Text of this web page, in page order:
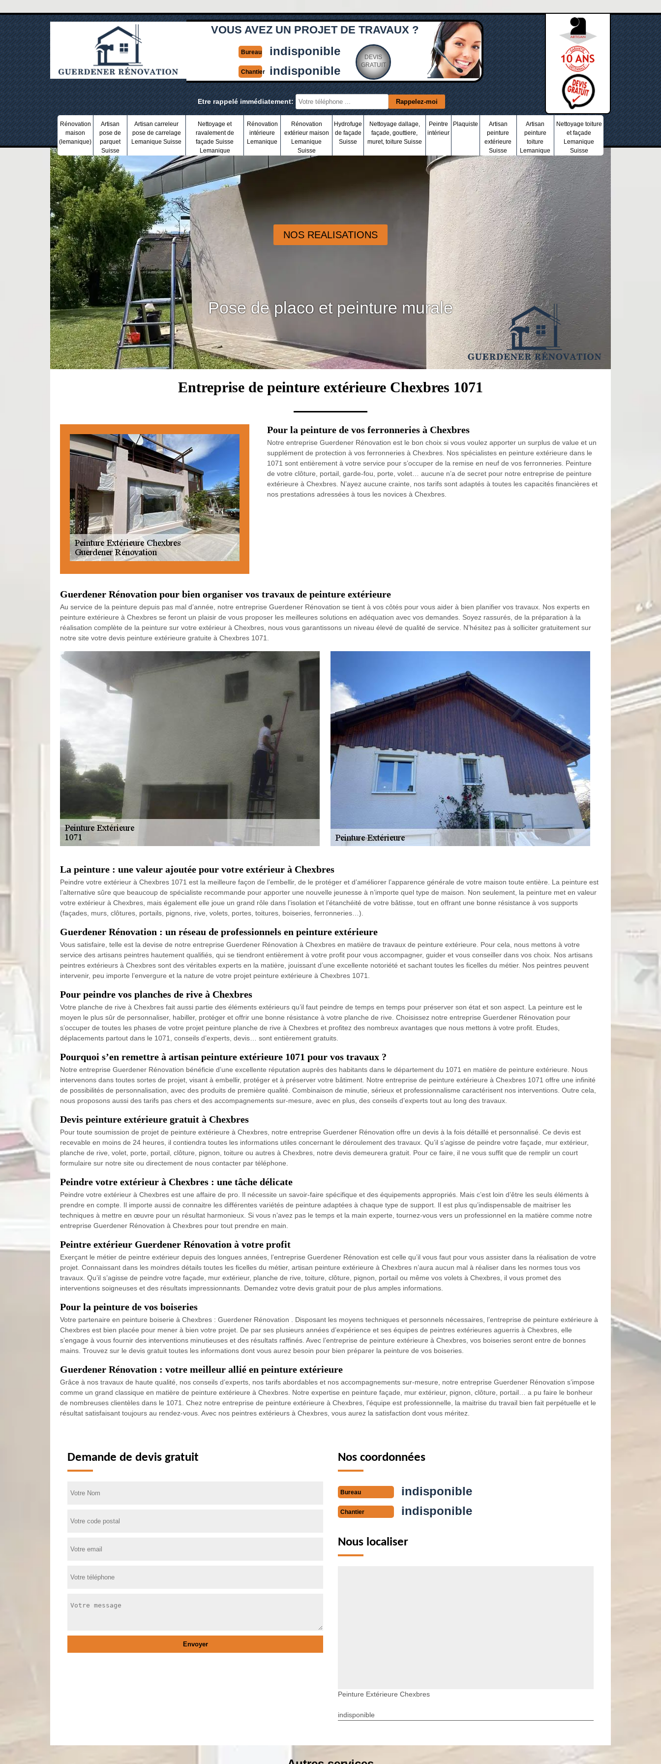
VOUS AVEZ UN PROJET DE TRAVAUX ?
Bureau indisponible
Chantier indisponible
DEVIS
GRATUIT
Etre rappelé immédiatement:
Rénovation
maison
(lemanique)
Artisan
pose de
parquet
Suisse
Artisan carreleur
pose de carrelage
Lemanique Suisse
Nettoyage et
ravalement de
façade Suisse
Lemanique
Rénovation
intérieure
Lemanique
Rénovation
extérieur maison
Lemanique
Suisse
Hydrofuge
de façade
Suisse
Nettoyage dallage,
façade, gouttiere,
muret, toiture Suisse
Peintre
intérieur
Plaquiste
Artisan
peinture
extérieure
Suisse
Artisan
peinture
toiture
Lemanique
Nettoyage toiture
et façade
Lemanique
Suisse
NOS REALISATIONS
Pose de placo et peinture murale
Entreprise de peinture extérieure Chexbres 1071
Pour la peinture de vos ferronneries à Chexbres
Notre entreprise Guerdener Rénovation est le bon choix si vous voulez apporter un surplus de value et un
supplément de protection à vos ferronneries à Chexbres. Nos spécialistes en peinture extérieure dans le
1071 sont entièrement à votre service pour s’occuper de la remise en neuf de vos ferronneries. Peinture
de votre clôture, portail, garde-fou, porte, volet… aucune n’a de secret pour notre entreprise de peinture
extérieure à Chexbres. N’ayez aucune crainte, nos tarifs sont adaptés à toutes les capacités financières et
nos prestations adressées à tous les novices à Chexbres.
Guerdener Rénovation pour bien organiser vos travaux de peinture extérieure
Au service de la peinture depuis pas mal d’année, notre entreprise Guerdener Rénovation se tient à vos côtés pour vous aider à bien planifier vos travaux. Nos experts en
peinture extérieure à Chexbres se feront un plaisir de vous proposer les meilleures solutions en adéquation avec vos demandes. Soyez rassurés, de la préparation à la
réalisation complète de la peinture sur votre extérieur à Chexbres, nous vous garantissons un niveau élevé de qualité de service. N’hésitez pas à solliciter gratuitement sur
notre site votre devis peinture extérieure gratuite à Chexbres 1071.
La peinture : une valeur ajoutée pour votre extérieur à Chexbres
Peindre votre extérieur à Chexbres 1071 est la meilleure façon de l’embellir, de le protéger et d’améliorer l’apparence générale de votre maison toute entière. La peinture est
l’alternative sûre que beaucoup de spécialiste recommande pour apporter une nouvelle jeunesse à n’importe quel type de maison. Non seulement, la peinture met en valeur
votre extérieur à Chexbres, mais également elle joue un grand rôle dans l’isolation et l’étanchéité de votre bâtisse, tout en offrant une bonne résistance à vos supports
(façades, murs, clôtures, portails, pignons, rive, volets, portes, toitures, boiseries, ferronneries…).
Guerdener Rénovation : un réseau de professionnels en peinture extérieure
Vous satisfaire, telle est la devise de notre entreprise Guerdener Rénovation à Chexbres en matière de travaux de peinture extérieure. Pour cela, nous mettons à votre
service des artisans peintres hautement qualifiés, qui se tiendront entièrement à votre profit pour vous accompagner, guider et vous conseiller dans vos choix. Nos artisans
peintres extérieurs à Chexbres sont des véritables experts en la matière, jouissant d’une excellente notoriété et sachant toutes les ficelles du métier. Nos peintres peuvent
intervenir, peu importe l’envergure et la nature de votre projet peinture extérieure à Chexbres 1071.
Pour peindre vos planches de rive à Chexbres
Votre planche de rive à Chexbres fait aussi partie des éléments extérieurs qu’il faut peindre de temps en temps pour préserver son état et son aspect. La peinture est le
moyen le plus sûr de personnaliser, habiller, protéger et offrir une bonne résistance à votre planche de rive. Choisissez notre entreprise Guerdener Rénovation pour
s’occuper de toutes les phases de votre projet peinture planche de rive à Chexbres et profitez des nombreux avantages que nous mettons à votre profit. Etudes,
déplacements partout dans le 1071, conseils d’experts, devis… sont entièrement gratuits.
Pourquoi s’en remettre à artisan peinture extérieure 1071 pour vos travaux ?
Notre entreprise Guerdener Rénovation bénéficie d’une excellente réputation auprès des habitants dans le département du 1071 en matière de peinture extérieure. Nous
intervenons dans toutes sortes de projet, visant à embellir, protéger et à préserver votre bâtiment. Notre entreprise de peinture extérieure à Chexbres 1071 offre une infinité
de possibilités de personnalisation, avec des produits de première qualité. Combinaison de minutie, sérieux et professionnalisme caractérisent nos interventions. Outre cela,
nous proposons aussi des tarifs pas chers et des accompagnements sur-mesure, avec en plus, des conseils d’experts tout au long des travaux.
Devis peinture extérieure gratuit à Chexbres
Pour toute soumission de projet de peinture extérieure à Chexbres, notre entreprise Guerdener Rénovation offre un devis à la fois détaillé et personnalisé. Ce devis est
recevable en moins de 24 heures, il contiendra toutes les informations utiles concernant le déroulement des travaux. Qu’il s’agisse de peindre votre façade, mur extérieur,
planche de rive, volet, porte, portail, clôture, pignon, toiture ou autres à Chexbres, notre devis demeurera gratuit. Pour ce faire, il ne vous suffit que de remplir un court
formulaire sur notre site ou directement de nous contacter par téléphone.
Peindre votre extérieur à Chexbres : une tâche délicate
Peindre votre extérieur à Chexbres est une affaire de pro. Il nécessite un savoir-faire spécifique et des équipements appropriés. Mais c’est loin d’être les seuls éléments à
prendre en compte. Il importe aussi de connaitre les différentes variétés de peinture adaptées à chaque type de support. Il est plus qu’indispensable de maitriser les
techniques à mettre en œuvre pour un résultat harmonieux. Si vous n’avez pas le temps et la main experte, tournez-vous vers un professionnel en la matière comme notre
entreprise Guerdener Rénovation à Chexbres pour tout prendre en main.
Peintre extérieur Guerdener Rénovation à votre profit
Exerçant le métier de peintre extérieur depuis des longues années, l’entreprise Guerdener Rénovation est celle qu’il vous faut pour vous assister dans la réalisation de votre
projet. Connaissant dans les moindres détails toutes les ficelles du métier, artisan peinture extérieure à Chexbres n’aura aucun mal à réaliser dans les normes tous vos
travaux. Qu’il s’agisse de peindre votre façade, mur extérieur, planche de rive, toiture, clôture, pignon, portail ou même vos volets à Chexbres, il vous promet des
interventions soigneuses et des résultats impressionnants. Demandez votre devis gratuit pour de plus amples informations.
Pour la peinture de vos boiseries
Votre partenaire en peinture boiserie à Chexbres : Guerdener Rénovation . Disposant les moyens techniques et personnels nécessaires, l’entreprise de peinture extérieure à
Chexbres est bien placée pour mener à bien votre projet. De par ses plusieurs années d’expérience et ses équipes de peintres extérieures aguerris à Chexbres, elle
s’engage à vous fournir des interventions minutieuses et des résultats raffinés. Avec l’entreprise de peinture extérieure à Chexbres, vos boiseries seront entre de bonnes
mains. Trouvez sur le devis gratuit toutes les informations dont vous aurez besoin pour bien préparer la peinture de vos boiseries.
Guerdener Rénovation : votre meilleur allié en peinture extérieure
Grâce à nos travaux de haute qualité, nos conseils d’experts, nos tarifs abordables et nos accompagnements sur-mesure, notre entreprise Guerdener Rénovation s’impose
comme un grand classique en matière de peinture extérieure à Chexbres. Notre expertise en peinture façade, mur extérieur, pignon, clôture, portail… a pu faire le bonheur
de nombreuses clientèles dans le 1071. Chez notre entreprise de peinture extérieure à Chexbres, l’équipe est professionnelle, la maitrise du travail bien fait perpétuelle et le
résultat satisfaisant toujours au rendez-vous. Avec nos peintres extérieurs à Chexbres, vous aurez la satisfaction dont vous méritez.
Demande de devis gratuit Nos coordonnées
Bureau indisponible
Chantier indisponible
Nous localiser
Peinture Extérieure Chexbres
indisponible